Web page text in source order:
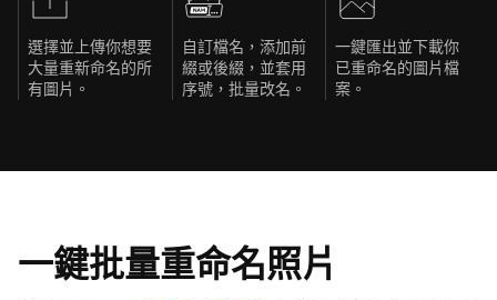
選擇並上傳你想要
大量重新命名的所
有圖片。
自訂檔名，添加前
綴或後綴，並套用
序號，批量改名。
一鍵匯出並下載你
已重命名的圖片檔
案。
一鍵批量重命名照片